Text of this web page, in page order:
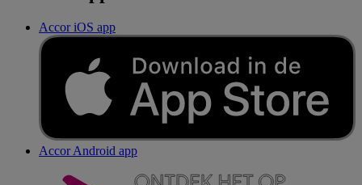
Accor iOS app
Accor Android app